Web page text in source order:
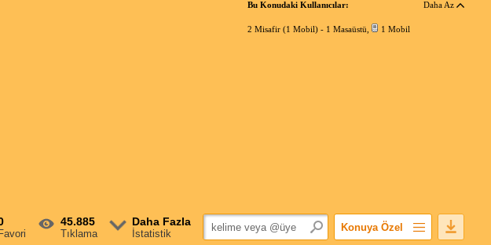
Bu Konudaki Kullanıcılar: Daha Az
2 Misafir (1 Mobil) - 1 Masaüstü 1 Mobil
Favori
45.885
Tıklama
Daha Fazla
İstatistik
Konuya Özel